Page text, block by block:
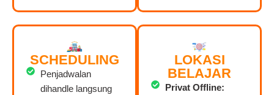
SCHEDULING
Penjadwalan
dihandle langsung
LOKASI
BELAJAR
Privat Offline: